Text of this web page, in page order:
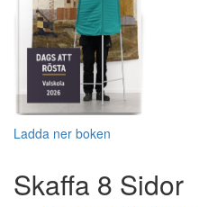
Ladda ner boken
Skaffa 8 Sidor